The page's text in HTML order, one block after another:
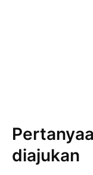
diajukan